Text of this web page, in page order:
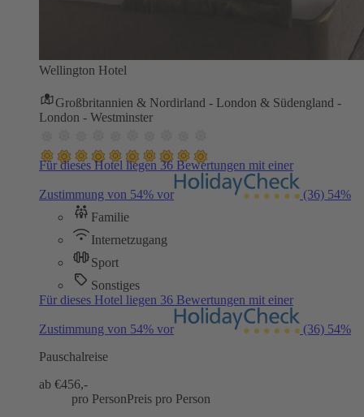
Wellington Hotel
Großbritannien & Nordirland - London & Südengland -
London - Westminster
Für dieses Hotel liegen 36 Bewertungen mit einer
Zustimmung von 54% vor (36) 54%
Familie
Internetzugang
Sport
Sonstiges
Für dieses Hotel liegen 36 Bewertungen mit einer
Zustimmung von 54% vor (36) 54%
Pauschalreise
ab €456,-
pro PersonPreis pro Person